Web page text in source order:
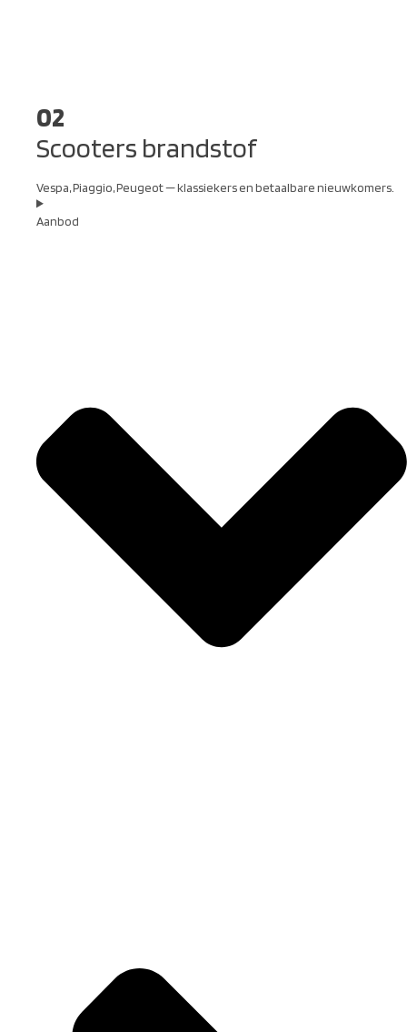
02
Scooters brandstof
Vespa, Piaggio, Peugeot — klassiekers en betaalbare nieuwkomers.
Aanbod